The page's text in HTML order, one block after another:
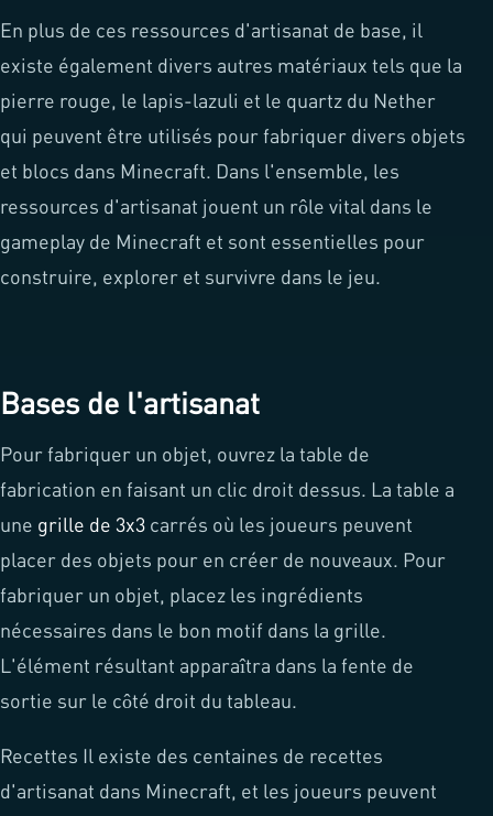
En plus de ces ressources d'artisanat de base, il
existe également divers autres matériaux tels que la
pierre rouge, le lapis-lazuli et le quartz du Nether
qui peuvent être utilisés pour fabriquer divers objets
et blocs dans Minecraft. Dans l'ensemble, les
ressources d'artisanat jouent un rôle vital dans le
gameplay de Minecraft et sont essentielles pour
construire, explorer et survivre dans le jeu.
Bases de l'artisanat
Pour fabriquer un objet, ouvrez la table de
fabrication en faisant un clic droit dessus. La table a
une grille de 3x3 carrés où les joueurs peuvent
placer des objets pour en créer de nouveaux. Pour
fabriquer un objet, placez les ingrédients
nécessaires dans le bon motif dans la grille.
L'élément résultant apparaîtra dans la fente de
sortie sur le côté droit du tableau.
Recettes Il existe des centaines de recettes
d'artisanat dans Minecraft, et les joueurs peuvent